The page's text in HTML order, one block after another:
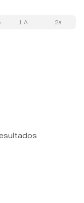
1 A 2a